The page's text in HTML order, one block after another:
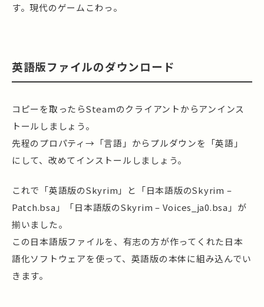
す。現代のゲームこわっ。
英語版ファイルのダウンロード
コピーを取ったらSteamのクライアントからアンインス
トールしましょう。
先程のプロパティ→「言語」からプルダウンを「英語」
にして、改めてインストールしましょう。
これで「英語版のSkyrim」と「日本語版のSkyrim –
Patch.bsa」「日本語版のSkyrim – Voices_ja0.bsa」が
揃いました。
この日本語版ファイルを、有志の方が作ってくれた日本
語化ソフトウェアを使って、英語版の本体に組み込んでい
きます。